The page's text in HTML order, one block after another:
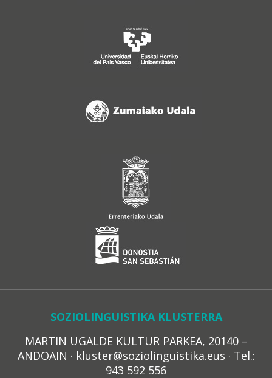
SOZIOLINGUISTIKA KLUSTERRA
MARTIN UGALDE KULTUR PARKEA, 20140 –
ANDOAIN · kluster@soziolinguistika.eus · Tel.:
943 592 556